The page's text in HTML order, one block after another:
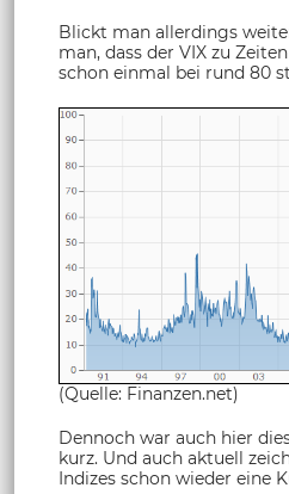
Blickt man allerdings
man, dass der VIX zu
schon einmal bei rund 80
(Quelle: Finanzen.net)
Dennoch war auch hier
kurz. Und auch aktuell
Indizes schon wieder eine